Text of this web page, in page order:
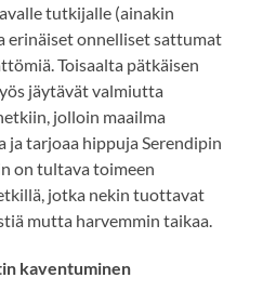
tutkijalle (ainakin
erinäiset onnelliset sattumat
Toisaalta pätkäisen
jäytävät valmiutta
jolloin maailma
ja tarjoaa hippuja Serendipin
on tultava toimeen
jotka nekin tuottavat
mutta harvemmin taikaa.
kaventuminen